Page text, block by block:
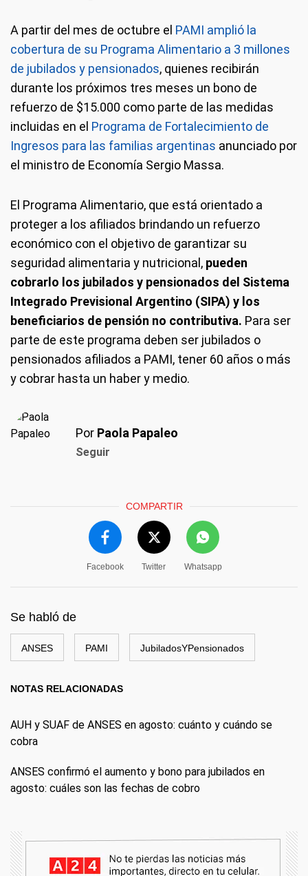
A partir del mes de octubre el PAMI amplió la
cobertura de su Programa Alimentario a 3 millones
de jubilados y pensionados, quienes recibirán
durante los próximos tres meses un bono de
refuerzo de $15.000 como parte de las medidas
incluidas en el Programa de Fortalecimiento de
Ingresos para las familias argentinas anunciado por
el ministro de Economía Sergio Massa.
El Programa Alimentario, que está orientado a
proteger a los afiliados brindando un refuerzo
económico con el objetivo de garantizar su
seguridad alimentaria y nutricional, pueden
cobrarlo los jubilados y pensionados del Sistema
Integrado Previsional Argentino (SIPA) y los
beneficiarios de pensión no contributiva. Para ser
parte de este programa deben ser jubilados o
pensionados afiliados a PAMI, tener 60 años o más
y cobrar hasta un haber y medio.
Por Paola Papaleo
Seguir
COMPARTIR
Facebook Twitter Whatsapp
Se habló de
ANSES PAMI JubiladosYPensionados
NOTAS RELACIONADAS
AUH y SUAF de ANSES en agosto: cuánto y cuándo se
cobra
ANSES confirmó el aumento y bono para jubilados en
agosto: cuáles son las fechas de cobro